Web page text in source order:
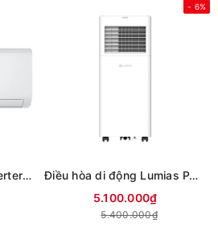
Điều hòa LG 1 chiều inverter 9000Btu IFC09M1 (mới 2026)
- 6%
Điều hòa di động Lumias PAC-26
5.100.000₫
5.400.000₫